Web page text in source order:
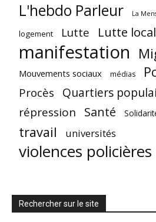
L'hebdo Parleur La
logement
Lutte Lutte
manifestation
Mouvements sociaux médias
Procès Quartiers
répression Santé
travail universités
violences policières
Rechercher sur le site